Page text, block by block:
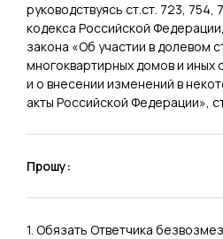
руководствуясь ст.ст. 723, 754,
кодекса Российской
закона «Об участии в долевом
многоквартирных домов и иных
и о внесении изменений в
акты Российской Федерации»,
Прошу:
1. Обязать Ответчика